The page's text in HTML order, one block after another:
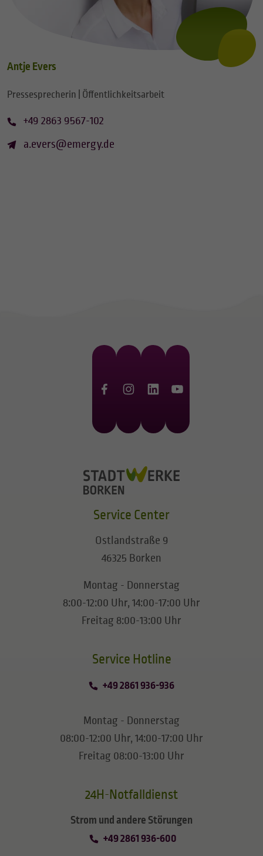
Antje Evers
Pressesprecherin | Öffentlichkeitsarbeit
+49 2863 9567-102
a.evers@emergy.de
Service Center
Ostlandstraße 9
46325 Borken
Montag - Donnerstag
8:00-12:00 Uhr, 14:00-17:00 Uhr
Freitag 8:00-13:00 Uhr
​​​​​​​Service Hotline
+49 2861 936-936
Montag - Donnerstag
08:00-12:00 Uhr, 14:00-17:00 Uhr
Freitag 08:00-13:00 Uhr
24H-Notfalldienst
Strom und andere Störungen
+49 2861 936-600